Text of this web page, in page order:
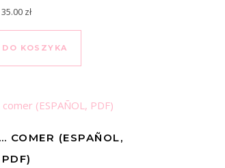
35.00 zł
DO KOSZYKA
COMER (ESPAÑOL,
PDF)